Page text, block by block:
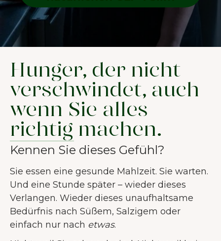
Hunger, der nicht
verschwindet, auch
wenn Sie alles
richtig machen.
Kennen Sie dieses Gefühl?
Sie essen eine gesunde Mahlzeit. Sie warten.
Und eine Stunde später – wieder dieses
Verlangen. Wieder dieses unaufhaltsame
Bedürfnis nach Süßem, Salzigem oder
einfach nur nach etwas.